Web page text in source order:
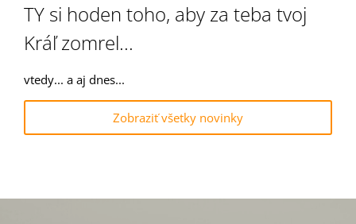
TY si hoden toho, aby za teba tvoj
Kráľ zomrel...
vtedy... a aj dnes...
Zobraziť všetky novinky